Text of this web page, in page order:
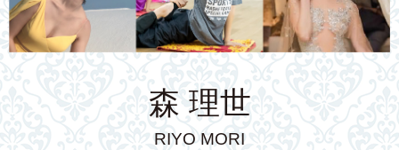
森 理世
RIYO MORI